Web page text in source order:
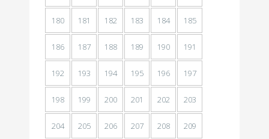
180 181 182 183 184 185
186 187 188 189 190 191
192 193 194 195 196 197
198 199 200 201 202 203
204 205 206 207 208 209